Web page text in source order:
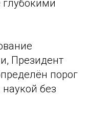
глубокими
Президент
порог
без